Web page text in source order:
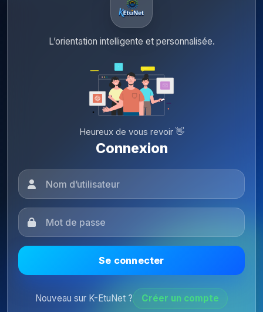
L’orientation intelligente et personnalisée.
Heureux de vous revoir 👋
Connexion
Se connecter
Nouveau sur K-EtuNet ? Créer un compte